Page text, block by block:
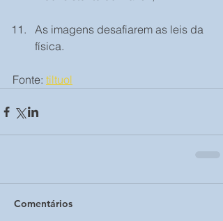
As imagens desafiarem as leis da
física.
Fonte: tiltuol
Comentários